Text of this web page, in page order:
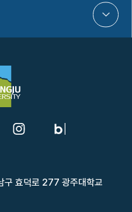
구 효덕로 277 광주대학교